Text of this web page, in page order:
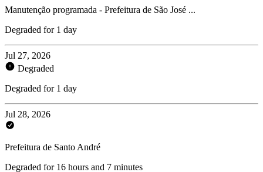
Manutenção programada - Prefeitura de São José ...
Degraded for 1 day
Jul 27, 2026
Degraded
Degraded for 1 day
Jul 28, 2026
Prefeitura de Santo André
Degraded for 16 hours and 7 minutes